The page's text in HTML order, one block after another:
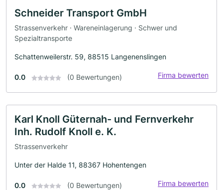
Schneider Transport GmbH
Strassenverkehr · Wareneinlagerung · Schwer und
Spezialtransporte
Schattenweilerstr. 59, 88515 Langenenslingen
0.0 (0 Bewertungen) Firma bewerten
Karl Knoll Güternah- und Fernverkehr
Inh. Rudolf Knoll e. K.
Strassenverkehr
Unter der Halde 11, 88367 Hohentengen
0.0 (0 Bewertungen) Firma bewerten